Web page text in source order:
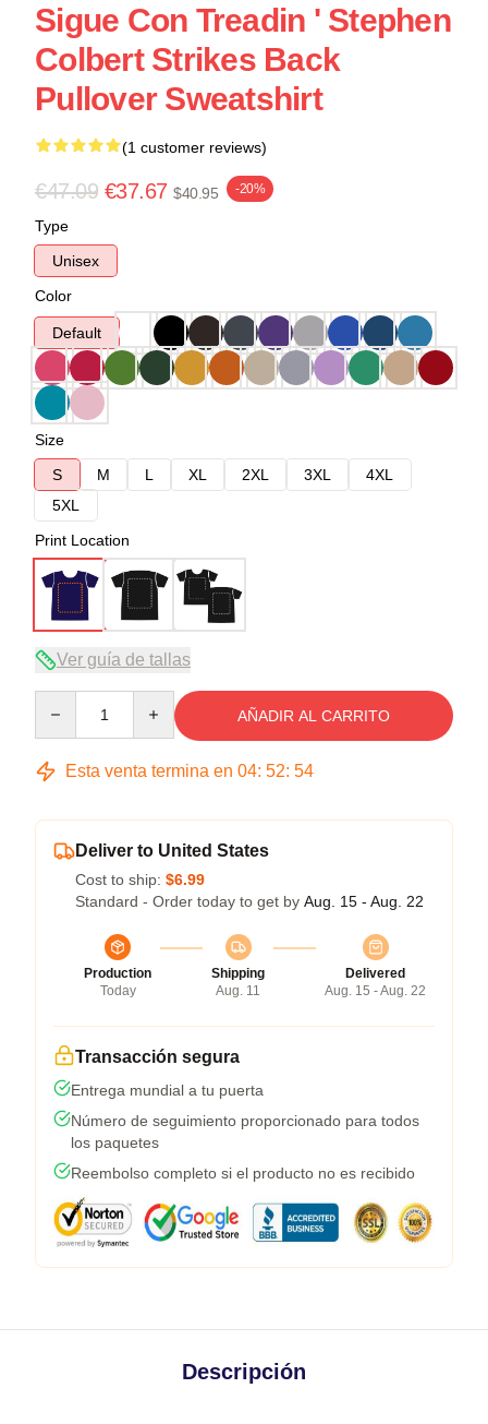
Sigue Con Treadin ' Stephen
Colbert Strikes Back
Pullover Sweatshirt
(1 customer reviews)
€47.09 €37.67 $40.95 -20%
Type
Unisex
Color
Default
Size
S
M L XL 2XL 3XL
4XL
5XL
Print Location
Ver guía de tallas
AÑADIR AL CARRITO
Esta venta termina en 04: 52: 54
Deliver to United States
Cost to ship: $6.99
Standard - Order today to get by Aug. 15 - Aug. 22
Production
Today
Shipping
Aug. 11
Delivered
Aug. 15 - Aug. 22
Transacción segura
Entrega mundial a tu puerta
Número de seguimiento proporcionado para todos
los paquetes
Reembolso completo si el producto no es recibido
Descripción